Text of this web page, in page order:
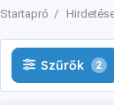
Startapró
Szűrők 2